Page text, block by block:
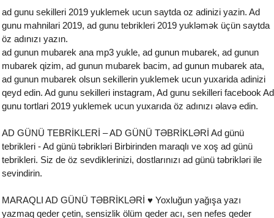
ad gunu sekilleri 2019 yuklemek ucun saytda oz adinizi yazin. Ad
gunu mahnilari 2019, ad gunu tebrikleri 2019 yukləmək üçün saytda
öz adınızı yazın.
ad gunun mubarek ana mp3 yukle, ad gunun mubarek, ad gunun
mubarek qizim, ad gunun mubarek bacim, ad gunun mubarek ata,
ad gunun mubarek olsun sekillerin yuklemek ucun yuxarida adinizi
qeyd edin. Ad gunu sekilleri instagram, Ad gunu sekilleri facebook Ad
gunu tortlari 2019 yuklemek ucun yuxarıda öz adınızı əlavə edin.
AD GÜNÜ TEBRİKLERİ – AD GÜNÜ TƏBRİKLƏRİ Ad günü
tebrikleri - Ad günü təbrikləri Birbirinden maraqlı ve xoş ad günü
tebrikleri. Siz de öz sevdiklerinizi, dostlarınızı ad günü təbrikləri ile
sevindirin.
MARAQLI AD GÜNÜ TƏBRİKLƏRİ ♥ Yoxluğun yağışa yazı
yazmaq qeder çetin, sensizlik ölüm qeder acı, sen nefes qeder